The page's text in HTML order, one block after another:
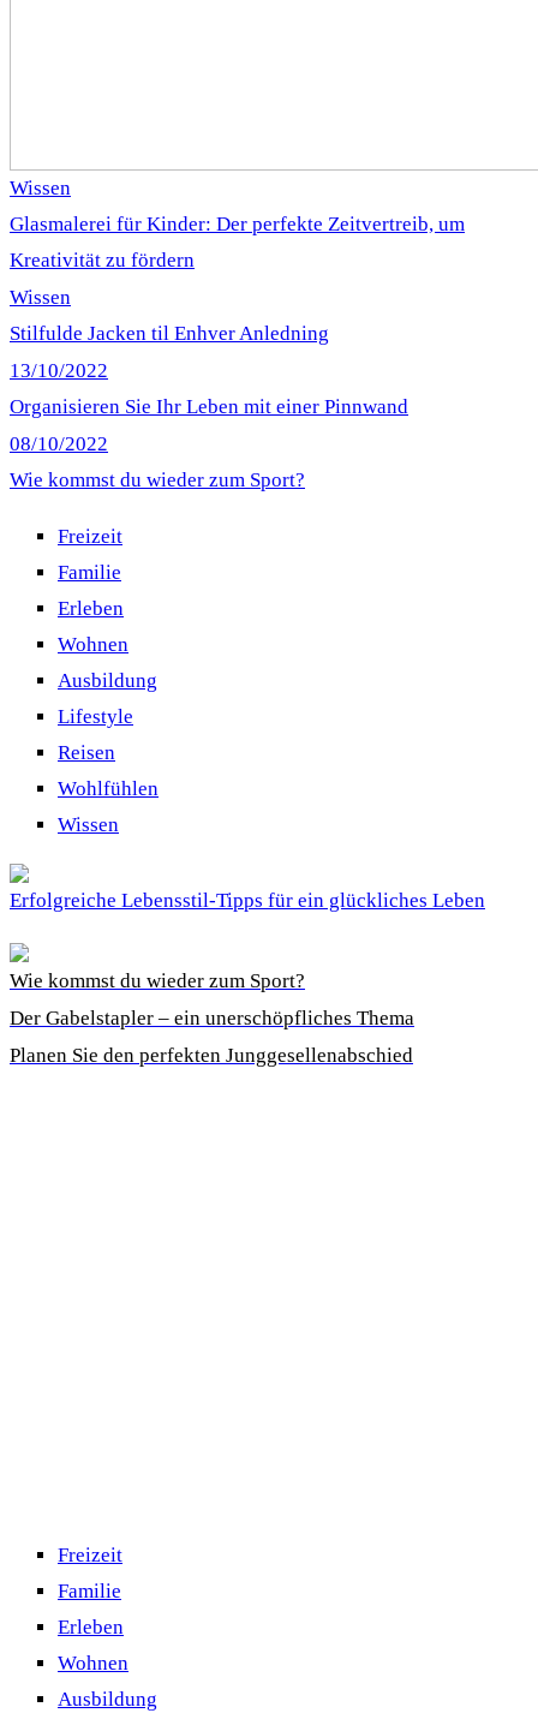
Wissen
Glasmalerei für Kinder: Der perfekte Zeitvertreib, um
Kreativität zu fördern
Wissen
Stilfulde Jacken til Enhver Anledning
13/10/2022
Organisieren Sie Ihr Leben mit einer Pinnwand
08/10/2022
Wie kommst du wieder zum Sport?
Freizeit
Familie
Erleben
Wohnen
Ausbildung
Lifestyle
Reisen
Wohlfühlen
Wissen
Erfolgreiche Lebensstil-Tipps für ein glückliches Leben
Wie kommst du wieder zum Sport?
Der Gabelstapler – ein unerschöpfliches Thema
Planen Sie den perfekten Junggesellenabschied
Freizeit
Familie
Erleben
Wohnen
Ausbildung